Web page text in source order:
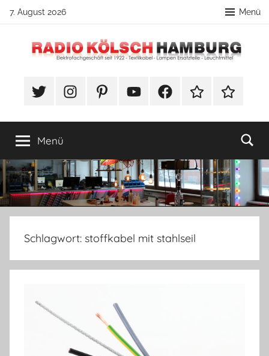
Zum
springen
7. August 2026 Menü
Radio
Hamburg
Lampenbau
#TwitterInstagramPinterestYouTubeFacebookTikTok Webshop
Menü
Schlagwort: stoffkabel mit stahlseil